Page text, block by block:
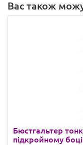
Вас також
Бюстгальтер
підкройному